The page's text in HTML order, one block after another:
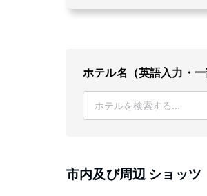
ホテル名（英語入力・一
市内及び周辺 ショッツ